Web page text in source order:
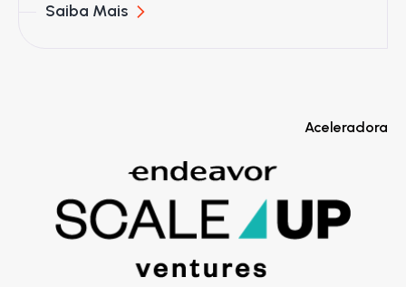
Saiba Mais
Aceleradora